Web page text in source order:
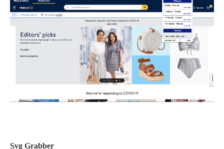
Svg Grabber